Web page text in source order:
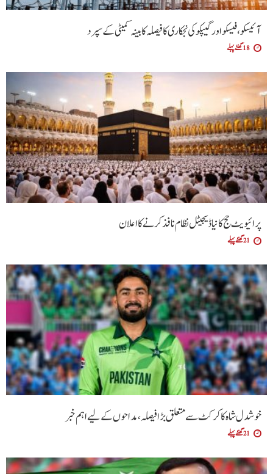
آئیسکو، فیسکو اور گیپکو کی نجکاری کا فیصلہ کابینہ کمیٹی کے سپرد
18 گھنٹے پہلے
پرائیویٹ حج کا نیا ڈیجیٹل نظام نافذ کرنے کا اعلان
21 گھنٹے پہلے
خوشدل شاہ کا کرکٹ سے متعلق بڑا فیصلہ، مداحوں کے لیے اہم خبر
21 گھنٹے پہلے